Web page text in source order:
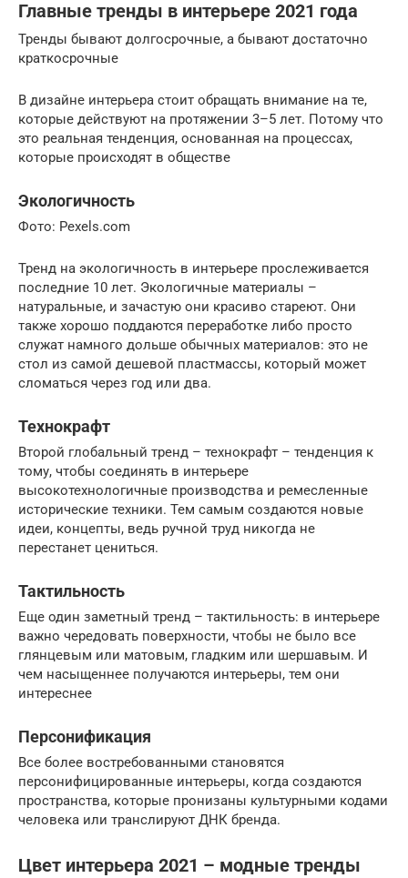
Главные тренды в интерьере 2021 года
Тренды бывают долгосрочные, а бывают достаточно
краткосрочные
В дизайне интерьера стоит обращать внимание на те,
которые действуют на протяжении 3–5 лет. Потому что
это реальная тенденция, основанная на процессах,
которые происходят в обществе
Экологичность
Фото: Pexels.com
Тренд на экологичность в интерьере прослеживается
последние 10 лет. Экологичные материалы –
натуральные, и зачастую они красиво стареют. Они
также хорошо поддаются переработке либо просто
служат намного дольше обычных материалов: это не
стол из самой дешевой пластмассы, который может
сломаться через год или два.
Технокрафт
Второй глобальный тренд – технокрафт – тенденция к
тому, чтобы соединять в интерьере
высокотехнологичные производства и ремесленные
исторические техники. Тем самым создаются новые
идеи, концепты, ведь ручной труд никогда не
перестанет цениться.
Тактильность
Еще один заметный тренд – тактильность: в интерьере
важно чередовать поверхности, чтобы не было все
глянцевым или матовым, гладким или шершавым. И
чем насыщеннее получаются интерьеры, тем они
интереснее
Персонификация
Все более востребованными становятся
персонифицированные интерьеры, когда создаются
пространства, которые пронизаны культурными кодами
человека или транслируют ДНК бренда.
Цвет интерьера 2021 – модные тренды